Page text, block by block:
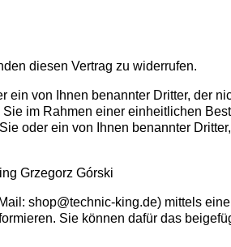
diesen Vertrag zu widerrufen.
ein von Ihnen benannter Dritter, der
im Rahmen einer einheitlichen
oder ein von Ihnen benannter
Grzegorz Górski
shop@technic-king.de) mittels
Sie können dafür das